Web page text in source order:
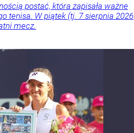
postać, która zapisała ważne
tenisa. W piątek (tj. 7 sierpnia 2026
mecz.